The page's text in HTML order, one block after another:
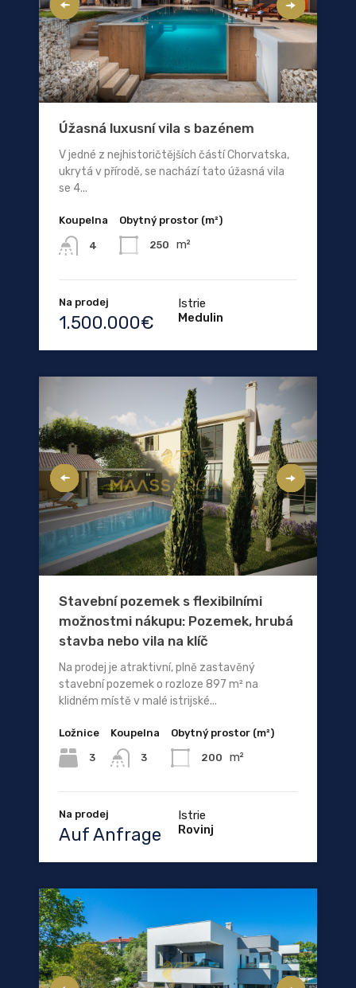
Úžasná luxusní vila s bazénem
V jedné z nejhistoričtějších částí Chorvatska,
ukrytá v přírodě, se nachází tato úžasná vila
se 4...
Koupelna
4
Obytný prostor (m²)
250 m²
Na prodej
1.500.000€
Istrie
Medulin
Stavební pozemek s flexibilními
možnostmi nákupu: Pozemek, hrubá
stavba nebo vila na klíč
Na prodej je atraktivní, plně zastavěný
stavební pozemek o rozloze 897 m² na
klidném místě v malé istrijské...
Ložnice
3
Koupelna
3
Obytný prostor (m²)
200 m²
Na prodej
Auf Anfrage
Istrie
Rovinj